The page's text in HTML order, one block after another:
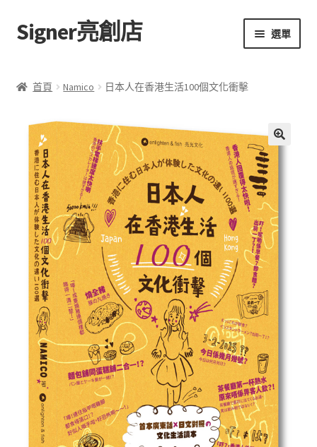
跳
至
覽
跳
至
要
Signer亮創店 選單
學校選書（小學）
學校選書（中學）
「此時此地 看見亮光」2025特展
網上書店
無紙書
文創
聯絡我們+郵費
海外訂購書籍
首頁 Namico 日本人在香港生活100個文化衝擊